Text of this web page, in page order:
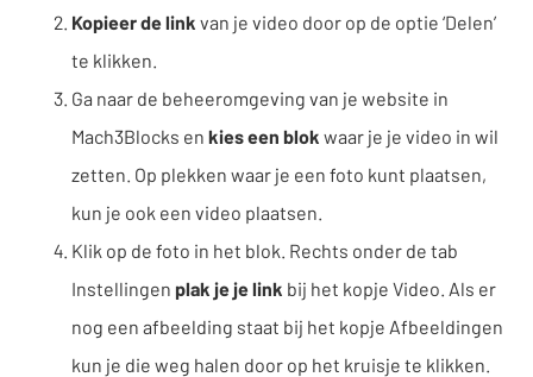
Kopieer de link van je video door op de optie ‘Delen’
te klikken.
Ga naar de beheeromgeving van je website in
Mach3Blocks en kies een blok waar je je video in wil
zetten. Op plekken waar je een foto kunt plaatsen,
kun je ook een video plaatsen.
Klik op de foto in het blok. Rechts onder de tab
Instellingen plak je je link bij het kopje Video. Als er
nog een afbeelding staat bij het kopje Afbeeldingen
kun je die weg halen door op het kruisje te klikken.